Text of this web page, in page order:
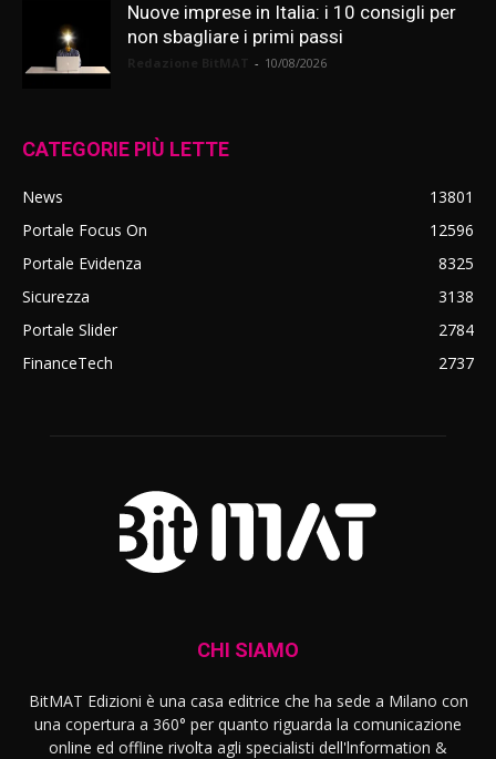
Nuove imprese in Italia: i 10 consigli per
non sbagliare i primi passi
- 10/08/2026
CATEGORIE PIÙ LETTE
News
13801
Portale Focus On
12596
Portale Evidenza
8325
Sicurezza
3138
Portale Slider
2784
FinanceTech
2737
CHI SIAMO
BitMAT Edizioni è una casa editrice che ha sede a Milano con
una copertura a 360° per quanto riguarda la comunicazione
online ed offline rivolta agli specialisti dell'lnformation &